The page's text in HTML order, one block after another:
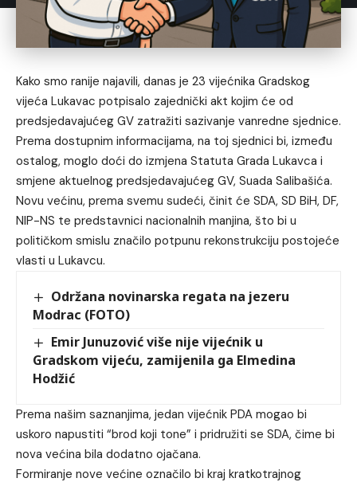
Kako smo ranije najavili, danas je 23 vijećnika Gradskog
vijeća Lukavac potpisalo zajednički akt kojim će od
predsjedavajućeg GV zatražiti sazivanje vanredne sjednice.
Prema dostupnim informacijama, na toj sjednici bi, između
ostalog, moglo doći do izmjena Statuta Grada Lukavca i
smjene aktuelnog predsjedavajućeg GV, Suada Salibašića.
Novu većinu, prema svemu sudeći, činit će SDA, SD BiH, DF,
NIP-NS te predstavnici nacionalnih manjina, što bi u
političkom smislu značilo potpunu rekonstrukciju postojeće
vlasti u Lukavcu.
Održana novinarska regata na jezeru
Modrac (FOTO)
Emir Junuzović više nije vijećnik u
Gradskom vijeću, zamijenila ga Elmedina
Hodžić
Prema našim saznanjima, jedan vijećnik PDA mogao bi
uskoro napustiti “brod koji tone” i pridružiti se SDA, čime bi
nova većina bila dodatno ojačana.
Formiranje nove većine označilo bi kraj kratkotrajnog